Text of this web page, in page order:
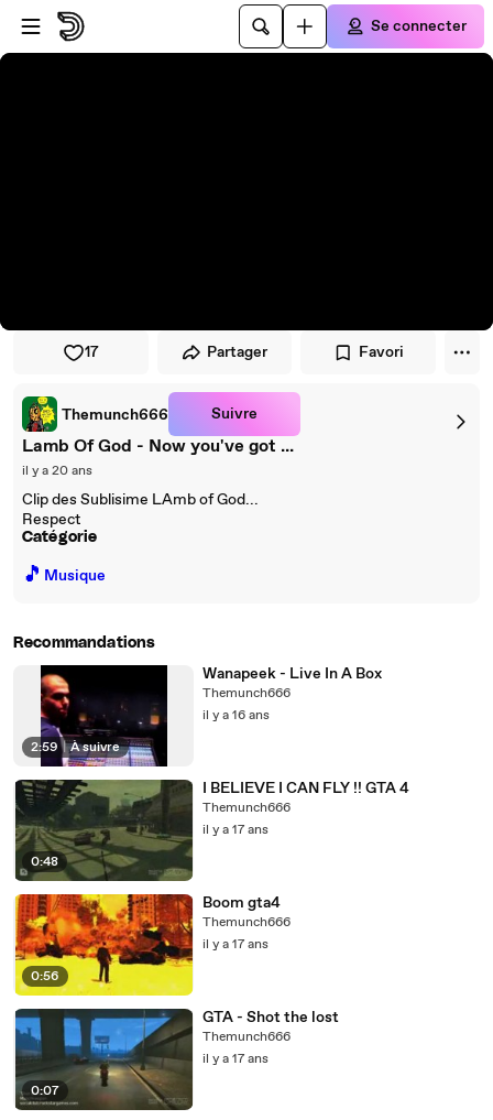
Passer au player
Passer au contenu principal
Se connecter
17 Partager Favori
Themunch666 Suivre
Lamb Of God - Now you've got ...
il y a 20 ans
Clip des Sublisime LAmb of God...
Respect
Catégorie
🎵 Musique
Recommandations
2:59 | À suivre
Wanapeek - Live In A Box
Themunch666
il y a 16 ans
0:48
I BELIEVE I CAN FLY !! GTA 4
Themunch666
il y a 17 ans
0:56
Boom gta4
Themunch666
il y a 17 ans
0:07
GTA - Shot the lost
Themunch666
il y a 17 ans